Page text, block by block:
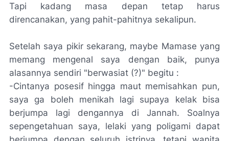
Tapi kadang masa depan tetap harus
direncanakan, yang pahit-pahitnya sekalipun.
Setelah saya pikir sekarang, maybe Mamase yang
memang mengenal saya dengan baik, punya
alasannya sendiri "berwasiat (?)" begitu :
-Cintanya posesif hingga maut memisahkan pun,
saya ga boleh menikah lagi supaya kelak bisa
berjumpa lagi dengannya di Jannah. Soalnya
sepengetahuan saya, lelaki yang poligami dapat